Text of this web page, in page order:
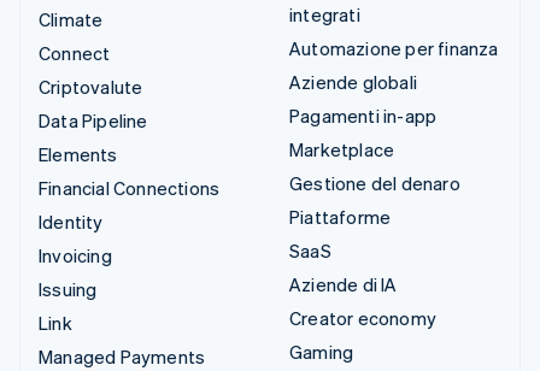
Climate
Connect
Criptovalute
Data Pipeline
Elements
Financial Connections
Identity
Invoicing
Issuing
Link
Managed Payments
integrati
Automazione per finanza
Aziende globali
Pagamenti in-app
Marketplace
Gestione del denaro
Piattaforme
SaaS
Aziende di IA
Creator economy
Gaming